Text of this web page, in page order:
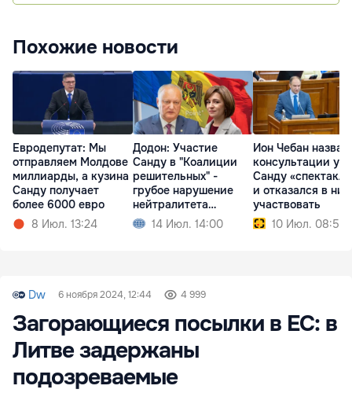
Похожие новости
Евродепутат: Мы
отправляем Молдове
миллиарды, а кузина
Санду получает
более 6000 евро
8 Июл. 13:24
Додон: Участие
Санду в "Коалиции
решительных" -
грубое нарушение
нейтралитета
Молдовы
14 Июл. 14:00
Ион Чебан назвал
консультации у
Санду
и отказался в них
участвовать
10 Июл. 08:58
Dw 6 ноября 2024, 12:44 4 999
Загорающиеся посылки в ЕС: в
Литве задержаны
подозреваемые